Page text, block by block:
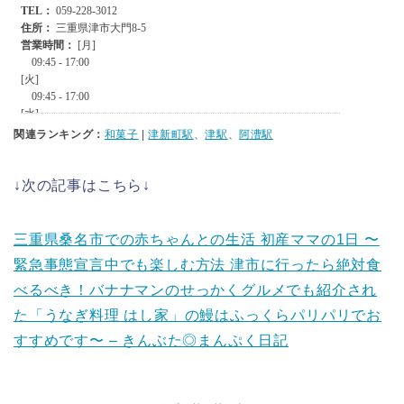
関連ランキング： 和菓子 |津新町駅 、津駅 、 阿漕駅
↓次の記事はこちら↓
三重県桑名市での赤ちゃんとの生活 初産ママの1日 〜
緊急事態宣言中でも楽しむ方法 津市に行ったら絶対食
べるべき！バナナマンのせっかくグルメでも紹介され
た「うなぎ料理 はし家」の鰻はふっくらパリパリでお
すすめです〜 – きんぶた◎まんぷく日記